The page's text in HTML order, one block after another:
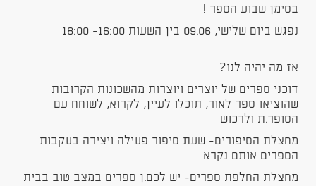
בסימן שבוע הספר !
נפגש ביום שלישי, 09.06 בין השעות 16:00- 18:00
אז מה יהיה לנו?
דוכני ספרים של יוצרים ויוצרות מהשכונות הקרובות
שהוציאו ספר לאור, תוכלו לעיין, לקרוא, לשוחח עם
הסופר.ת ולרכוש
מחצלת הסיפורים- שעת סיפור פעילה ויצירה בעקבות
הספרים אותם נקרא
מחצלת החלפת ספרים- יש לכם.ן ספרים במצב טוב בבית